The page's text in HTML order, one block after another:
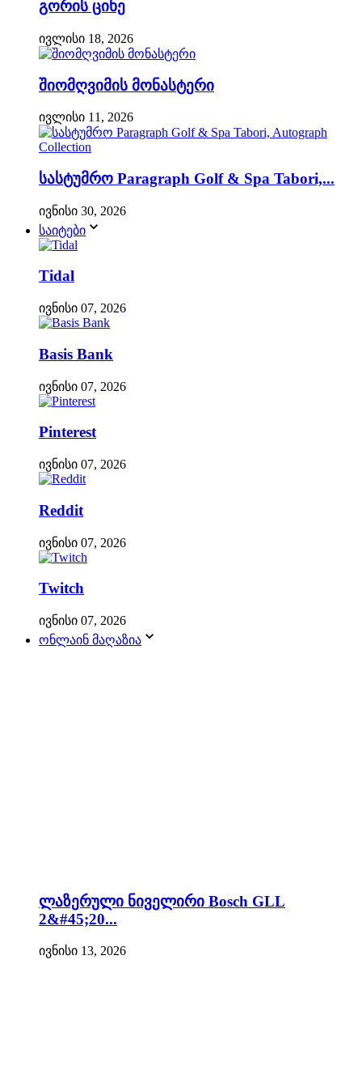
გორის ციხე
ივლისი 18, 2026
შიომღვიმის მონასტერი
ივლისი 11, 2026
სასტუმრო Paragraph Golf & Spa Tabori,...
ივნისი 30, 2026
საიტები
Tidal
ივნისი 07, 2026
Basis Bank
ივნისი 07, 2026
Pinterest
ივნისი 07, 2026
Reddit
ივნისი 07, 2026
Twitch
ივნისი 07, 2026
ონლაინ მაღაზია
ლაზერული ნიველირი Bosch GLL
2&#45;20...
ივნისი 13, 2026